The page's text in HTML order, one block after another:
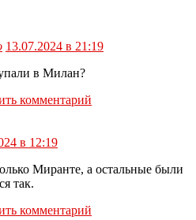
13.07.2024 в 21:19
в Милан?
комментарий
в 12:19
Миранте, а остальные были
так.
комментарий